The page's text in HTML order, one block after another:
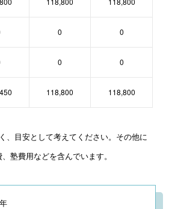
0 0
0 0
118,800 118,800
、目安として考えてください。その他に
塾費用などを含んでいます。